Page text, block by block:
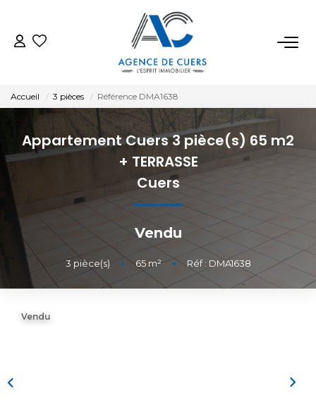
VENTES
LOCATIONS
ESTIMATION
BIENS VENDUS
NOTRE AGENCE
CONTACT
Accueil 3 pièces Référence DMA1638
Appartement Cuers 3 pièce(s) 65 m2
+ TERRASSE
Cuers
Vendu
3 pièce(s) • 65m² • Réf : DMA1638
Vendu